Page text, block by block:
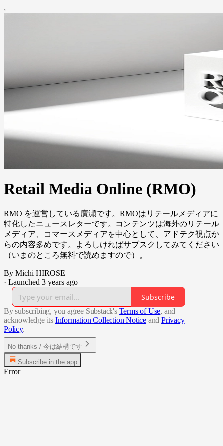
Retail Media Online (RMO)
RMO を運営している廣瀬です。RMOはリテールメディアに
特化したニュースレターです。コンテンツは海外のリテール
メディア、コマースメディアを中心として、アドテク視点か
らの内容多めです。よろしければサブスクしてみてください
（いまのところ無料で読めますので）。
By Michi HIROSE
· Launched 3 years ago
Subscribe
By subscribing, you agree Substack's Terms of Use, and
acknowledge its Information Collection Notice and Privacy
Policy.
No thanks / 今は結構です
Subscribe in the app
Error